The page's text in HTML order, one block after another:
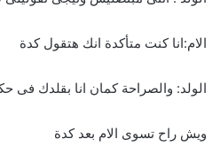
الام:انا كنت متأكدة انك هتقول كدة
الولد: والصراحة كمان انا بقلدك فى
ويش راح تسوى الام بعد كدة